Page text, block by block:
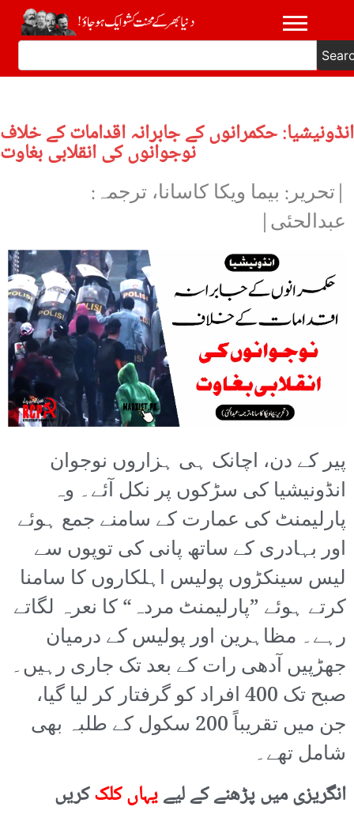
انڈونیشیا: حکمرانوں کے جابرانہ اقدامات کے خلاف
نوجوانوں کی انقلابی بغاوت
|تحریر: بیما ویکا کاسانا، ترجمہ:
عبدالحئی|
پیر کے دن، اچانک ہی ہزاروں نوجوان
انڈونیشیا کی سڑکوں پر نکل آئے۔ وہ
پارلیمنٹ کی عمارت کے سامنے جمع ہوئے
اور بہادری کے ساتھ پانی کی توپوں سے
لیس سینکڑوں پولیس اہلکاروں کا سامنا
کرتے ہوئے ”پارلیمنٹ مردہ“ کا نعرہ لگاتے
رہے۔ مظاہرین اور پولیس کے درمیان
جھڑپیں آدھی رات کے بعد تک جاری رہیں۔
صبح تک 400 افراد کو گرفتار کر لیا گیا،
جن میں تقریباً 200 سکول کے طلبہ بھی
شامل تھے۔
انگریزی میں پڑھنے کے لیےیہاں کلککریں